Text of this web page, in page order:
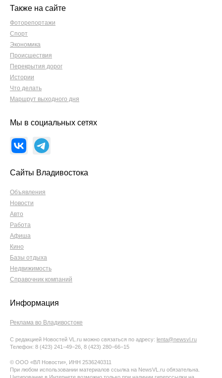
Также на сайте
Фоторепортажи
Спорт
Экономика
Происшествия
Перекрытия дорог
Истории
Что делать
Маршрут выходного дня
Мы в социальных сетях
Сайты Владивостока
Объявления
Новости
Авто
Работа
Афиша
Кино
Базы отдыха
Недвижимость
Справочник компаний
Информация
Реклама во Владивостоке
С редакцией Новостей VL.ru можно связаться по адресу: lenta@newsvl.ru
Телефон: 8 (423) 241−49−26, 8 (423) 280−66−15
© ООО «ВЛ Новости», ИНН 2536240311
При любом использовании материалов ссылка на NewsVL.ru обязательна.